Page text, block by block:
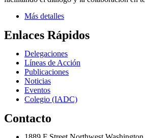
Más detalles
Enlaces Rápidos
Delegaciones
Líneas de Acción
Publicaciones
Noticias
Eventos
Colegio (IADC)
Contacto